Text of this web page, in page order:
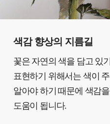
색감 향상의 지름길
꽃은 자연의 색을 담고 있
표현하기 위해서는 색이
알아야 하기 때문에 색감
도움이 됩니다.